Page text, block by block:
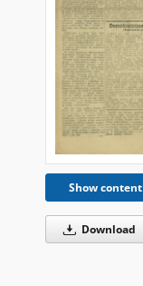
Show content
Download